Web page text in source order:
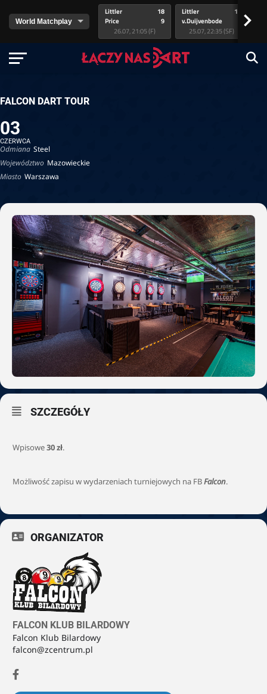
Littler
Price
18
9
26.07, 21:05 (F)
Littler
v.Duijvenbode
17
25.07, 22:35 (SF)
>
FALCON DART TOUR
03
CZERWCA
Odmiana Steel
Województwo Mazowieckie
Miasto Warszawa
SZCZEGÓŁY
Wpisowe30 zł.
Możliwość zapisu w wydarzeniach turniejowych na FBFalcon.
ORGANIZATOR
FALCON KLUB BILARDOWY
Falcon Klub Bilardowy
falcon@zcentrum.pl